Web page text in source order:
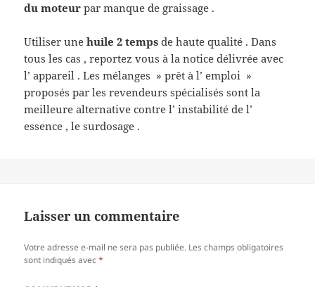
du moteurpar manque de graissage .
Utiliser unehuile 2 temps de haute qualité . Dans
tous les cas , reportez vous à la notice délivrée avec
l’ appareil . Les mélanges » prêt à l’ emploi »
proposés par les revendeurs spécialisés sont la
meilleure alternative contre l’ instabilité de l’
essence , le surdosage .
Laisser un commentaire
Votre adresse e-mail ne sera pas publiée. Les champs obligatoires
sont indiqués avec*